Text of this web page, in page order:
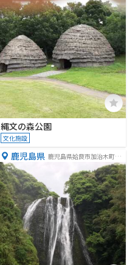
縄文の森公園
文化施設
鹿児島県 鹿児島県姶良市加治木町木